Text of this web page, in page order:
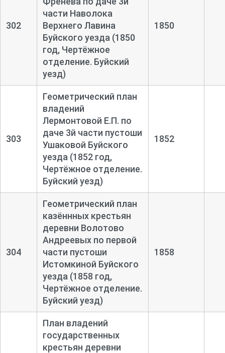
302
части Наволока
Верхнего Лавина
Буйского уезда (1850
год, Чертёжное
отделение. Буйский
уезд)
1850
303
Геометрический план
владений
Лермонтовой Е.П. по
даче 3й части пустоши
Ушаковой Буйского
уезда (1852 год,
Чертёжное отделение.
Буйский уезд)
1852
304
Геометрический план
казённных крестьян
деревни Волотово
Андреевых по первой
части пустоши
Истомкиной Буйского
уезда (1858 год,
Чертёжное отделение.
Буйский уезд)
1858
План владений
государственных
крестьян деревни